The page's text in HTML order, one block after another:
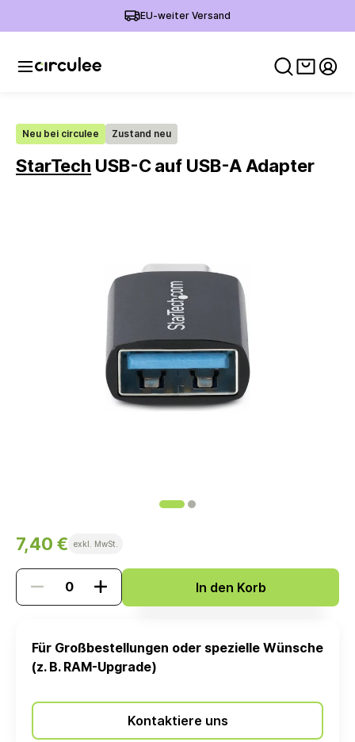
EU-weiter Versand
Neu bei circulee Zustand neu
StarTech USB-C auf USB-A Adapter
7,40 € exkl. MwSt.
In den Korb
Für Großbestellungen oder spezielle Wünsche
(z. B. RAM-Upgrade)
Kontaktiere uns